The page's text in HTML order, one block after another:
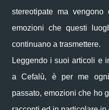
stereotipate ma
emozioni che questi
continuano a trasmettere.
Leggendo i suoi articoli e
a Cefalù, è per me
passato, emozioni che ho